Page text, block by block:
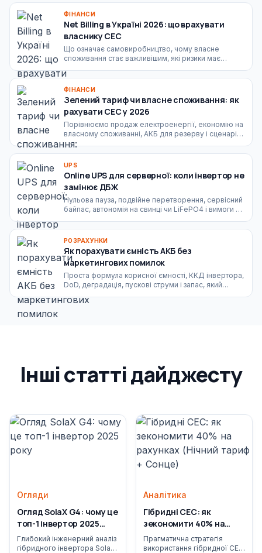
ФІНАНСИ
Net Billing в Україні 2026: що врахувати
власнику СЕС
Що означає самовиробництво, чому власне
споживання стає важливішим, які ризики має
правил.
ФІНАНСИ
Зелений тариф чи власне споживання: як
рахувати СЕС у 2026
Порівнюємо продаж електроенергії, економію на
власному споживанні, АКБ для резерву і сценарії
для будинку, ферми, офісу та складу.
UPS
Online UPS для серверної: коли інвертор не
замінює ДБЖ
Нульова пауза, подвійне перетворення, сервісний
байпас, автономія на свинці чи LiFePO4 і вимоги до
РОЗРАХУНКИ
Як порахувати ємність АКБ без
маркетингових помилок
Проста формула корисної ємності, ККД інвертора,
DoD, деградація, пускові струми і запас, який
Інші статті дайджесту
Огляди
Огляд SolaX G4: чому це
топ-1 інвертор 2025
року
Глибокий інженерний аналіз
гібридного інвертора SolaX
Аналітика
Гібридні СЕС: як
зекономити 40% на
рахунках (Нічний тариф
+ Сонце)
Прагматична стратегія
використання гібридної СЕС